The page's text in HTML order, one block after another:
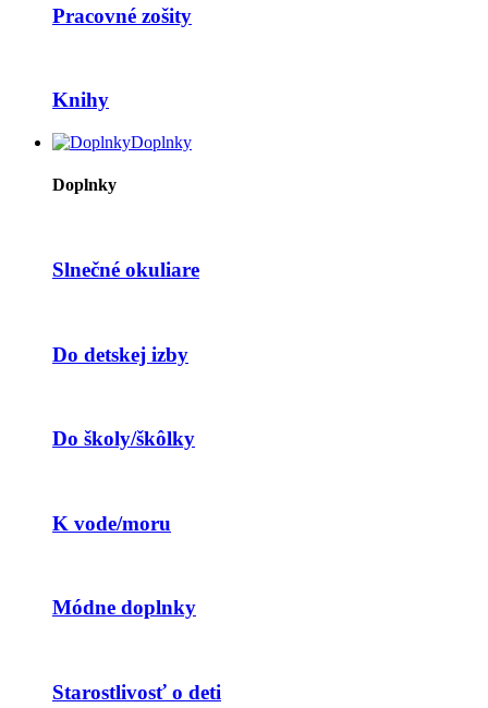
Pracovné zošity
Knihy
Doplnky
Doplnky
Slnečné okuliare
Do detskej izby
Do školy/škôlky
K vode/moru
Módne doplnky
Starostlivosť o deti